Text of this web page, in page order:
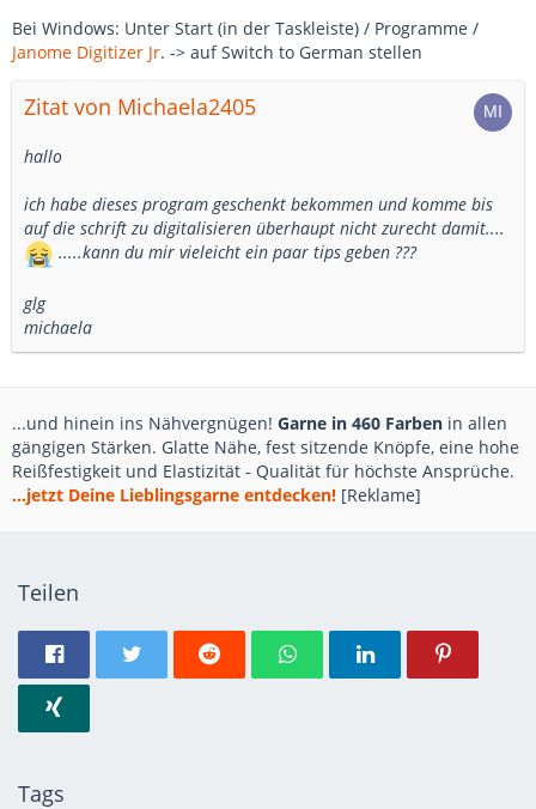
Bei Windows: Unter Start (in der Taskleiste) / Programme /
Janome Digitizer Jr. -> auf Switch to German stellen
Zitat von Michaela2405
hallo
ich habe dieses program geschenkt bekommen und komme bis
auf die schrift zu digitalisieren überhaupt nicht zurecht damit....
.....kann du mir vieleicht ein paar tips geben ???
glg
michaela
...und hinein ins Nähvergnügen! Garne in 460 Farben in allen
gängigen Stärken. Glatte Nähe, fest sitzende Knöpfe, eine hohe
Reißfestigkeit und Elastizität - Qualität für höchste Ansprüche.
...jetzt Deine Lieblingsgarne entdecken! [Reklame]
Teilen
Tags